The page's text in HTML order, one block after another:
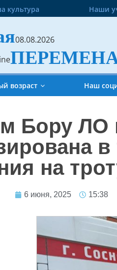
культура Наши
08.08.2026
ПЕРЕМЕНА
возраст Наш
Бору ЛО
на
6 июня, 2025 15:38